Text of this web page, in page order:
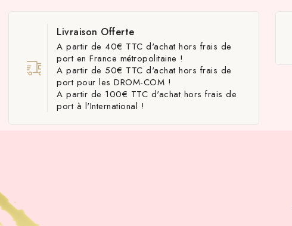
Livraison Offerte
A partir de 40€ TTC d'achat hors frais de
port en France métropolitaine !
A partir de 50€ TTC d'achat hors frais de
port pour les DROM-COM !
A partir de 100€ TTC d'achat hors frais de
port à l'International !